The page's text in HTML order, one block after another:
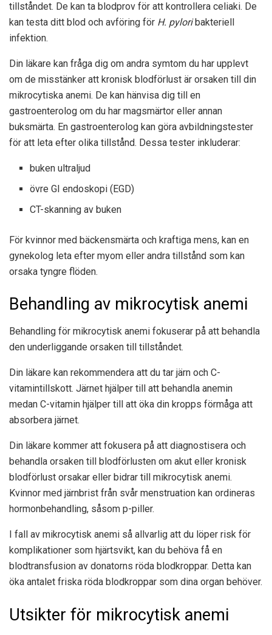
tillståndet. De kan ta blodprov för att kontrollera celiaki. De
kan testa ditt blod och avföring för H. pyloribakteriell
infektion.
Din läkare kan fråga dig om andra symtom du har upplevt
om de misstänker att kronisk blodförlust är orsaken till din
mikrocytiska anemi. De kan hänvisa dig till en
gastroenterolog om du har magsmärtor eller annan
buksmärta. En gastroenterolog kan göra avbildningstester
för att leta efter olika tillstånd. Dessa tester inkluderar:
buken ultraljud
övre GI endoskopi (EGD)
CT-skanning av buken
För kvinnor med bäckensmärta och kraftiga mens, kan en
gynekolog leta efter myom eller andra tillstånd som kan
orsaka tyngre flöden.
Behandling av mikrocytisk anemi
Behandling för mikrocytisk anemi fokuserar på att behandla
den underliggande orsaken till tillståndet.
Din läkare kan rekommendera att du tar järn och C-
vitamintillskott. Järnet hjälper till att behandla anemin
medan C-vitamin hjälper till att öka din kropps förmåga att
absorbera järnet.
Din läkare kommer att fokusera på att diagnostisera och
behandla orsaken till blodförlusten om akut eller kronisk
blodförlust orsakar eller bidrar till mikrocytisk anemi.
Kvinnor med järnbrist från svår menstruation kan ordineras
hormonbehandling, såsom p-piller.
I fall av mikrocytisk anemi så allvarlig att du löper risk för
komplikationer som hjärtsvikt, kan du behöva få en
blodtransfusion av donatorns röda blodkroppar. Detta kan
öka antalet friska röda blodkroppar som dina organ behöver.
Utsikter för mikrocytisk anemi